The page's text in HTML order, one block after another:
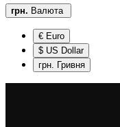
грн. Валюта
€ Euro
$ US Dollar
грн. Гривня